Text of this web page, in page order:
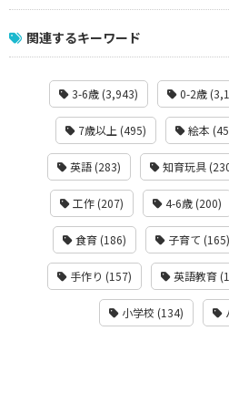
関連するキーワード
3-6歳 (3,943) 0-2歳
7歳以上 (495) 絵本
英語 (283) 知育玩具
工作 (207) 4-6歳 (200)
食育 (186) 子育て (165)
手作り (157) 英語教育
小学校 (134)